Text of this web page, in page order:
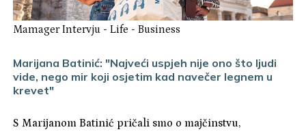
Mamager Intervju -Life -Business
Marijana Batinić: "Najveći uspjeh nije ono što ljudi
vide, nego mir koji osjetim kad navečer legnem u
krevet"
S Marijanom Batinić pričali smo o majčinstvu,